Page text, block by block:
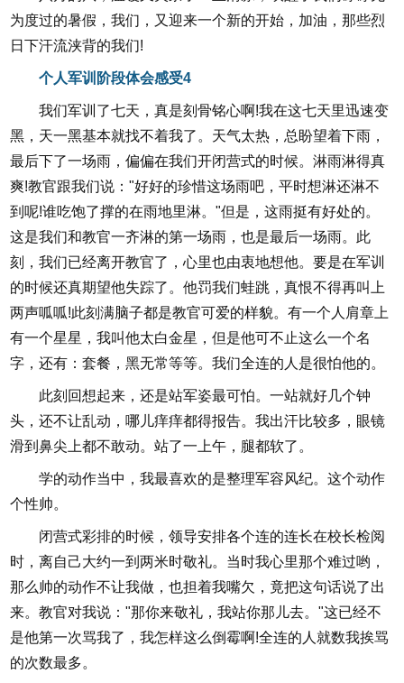
为度过的暑假，我们，又迎来一个新的开始，加油，那些烈
日下汗流浃背的我们!
个人军训阶段体会感受4
我们军训了七天，真是刻骨铭心啊!我在这七天里迅速变
黑，天一黑基本就找不着我了。天气太热，总盼望着下雨，
最后下了一场雨，偏偏在我们开闭营式的时候。淋雨淋得真
爽!教官跟我们说："好好的珍惜这场雨吧，平时想淋还淋不
到呢!谁吃饱了撑的在雨地里淋。"但是，这雨挺有好处的。
这是我们和教官一齐淋的第一场雨，也是最后一场雨。此
刻，我们已经离开教官了，心里也由衷地想他。要是在军训
的时候还真期望他失踪了。他罚我们蛙跳，真恨不得再叫上
两声呱呱!此刻满脑子都是教官可爱的样貌。有一个人肩章上
有一个星星，我叫他太白金星，但是他可不止这么一个名
字，还有：套餐，黑无常等等。我们全连的人是很怕他的。
此刻回想起来，还是站军姿最可怕。一站就好几个钟
头，还不让乱动，哪儿痒痒都得报告。我出汗比较多，眼镜
滑到鼻尖上都不敢动。站了一上午，腿都软了。
学的动作当中，我最喜欢的是整理军容风纪。这个动作
个性帅。
闭营式彩排的时候，领导安排各个连的连长在校长检阅
时，离自己大约一到两米时敬礼。当时我心里那个难过哟，
那么帅的动作不让我做，也担着我嘴欠，竟把这句话说了出
来。教官对我说："那你来敬礼，我站你那儿去。"这已经不
是他第一次骂我了，我怎样这么倒霉啊!全连的人就数我挨骂
的次数最多。